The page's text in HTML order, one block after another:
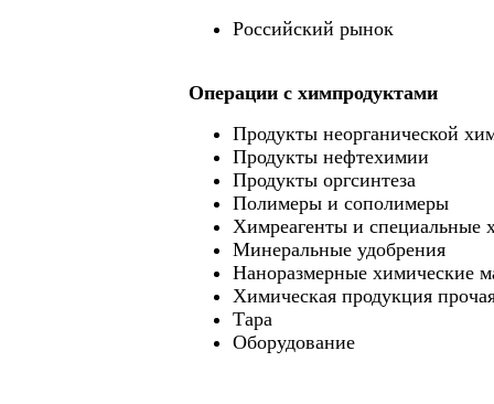
Российский рынок
Операции c химпродуктами
Продукты неорганической
Продукты нефтехимии
Продукты оргсинтеза
Полимеры и сополимеры
Химреагенты и специальные
Минеральные удобрения
Наноразмерные химические
Химическая продукция
Тара
Оборудование